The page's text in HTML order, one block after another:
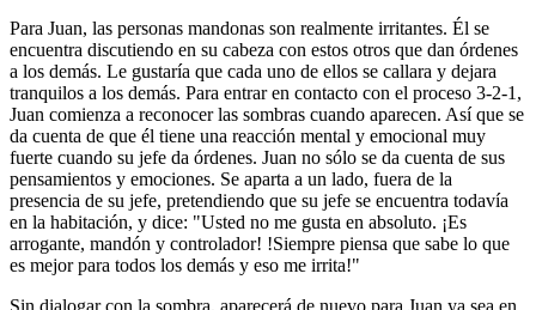
Para Juan, las personas mandonas son realmente irritantes. Él se
encuentra discutiendo en su cabeza con estos otros que dan órdenes
a los demás. Le gustaría que cada uno de ellos se callara y dejara
tranquilos a los demás. Para entrar en contacto con el proceso 3-2-1,
Juan comienza a reconocer las sombras cuando aparecen. Así que se
da cuenta de que él tiene una reacción mental y emocional muy
fuerte cuando su jefe da órdenes. Juan no sólo se da cuenta de sus
pensamientos y emociones. Se aparta a un lado, fuera de la
presencia de su jefe, pretendiendo que su jefe se encuentra todavía
en la habitación, y dice: "Usted no me gusta en absoluto. ¡Es
arrogante, mandón y controlador! !Siempre piensa que sabe lo que
es mejor para todos los demás y eso me irrita!"